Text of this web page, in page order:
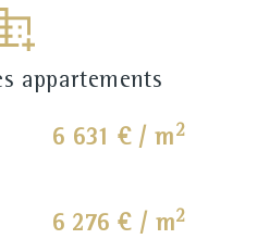
appartements
6 631 € / m2
6 276 € / m2